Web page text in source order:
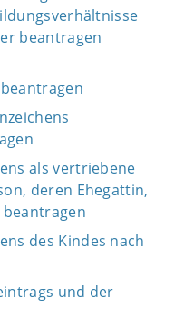
beantragen
als vertriebene
deren Ehegattin,
des Kindes nach
und der